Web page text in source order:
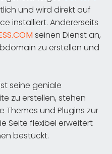
und wird direkt auf
installiert. Andererseits
seinen Dienst an,
zu erstellen und
seine geniale
zu erstellen, stehen
Themes und Plugins zur
Seite flexibel erweitert
bestückt.